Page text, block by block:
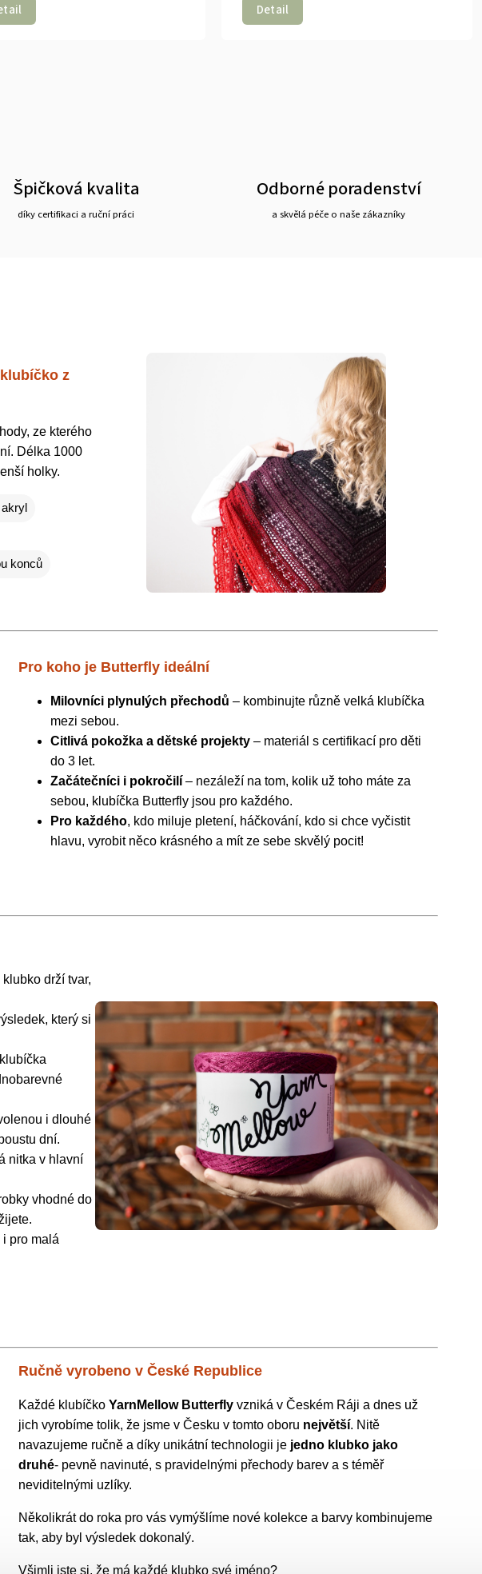
Detail
Špičková kvalita
díky certifikaci a ruční práci
Odborné poradenství
a skvělá péče o naše zákazníky
z
ze kterého
Délka 1000
holky.
konců
Pro koho je Butterfly ideální
Milovníci plynulých přechodů – kombinujte různě velká klubíčka
mezi sebou.
Citlivá pokožka a dětské projekty – materiál s certifikací pro děti
do 3 let.
Začátečníci i pokročilí – nezáleží na tom, kolik už toho máte za
sebou, klubíčka Butterfly jsou pro každého.
Pro každého, kdo miluje pletení, háčkování, kdo si chce vyčistit
hlavu, vyrobit něco krásného a mít ze sebe skvělý pocit!
drží tvar,
který si
i dlouhé
dní.
nitka v hlavní
vhodné do
pro malá
Ručně vyrobeno v České Republice
Každé klubíčkoYarnMellow Butterfly vzniká v Českém Ráji a dnes už
jich vyrobíme tolik, že jsme v Česku v tomto oboru největší. Nitě
navazujeme ručně a díky unikátní technologii je jedno klubko jako
druhé- pevně navinuté, s pravidelnými přechody barev a s téměř
neviditelnými uzlíky.
Několikrát do roka pro vás vymýšlíme nové kolekce a barvy kombinujeme
tak, aby byl výsledek dokonalý.
Všimli jste si, že má každé klubko své jméno?